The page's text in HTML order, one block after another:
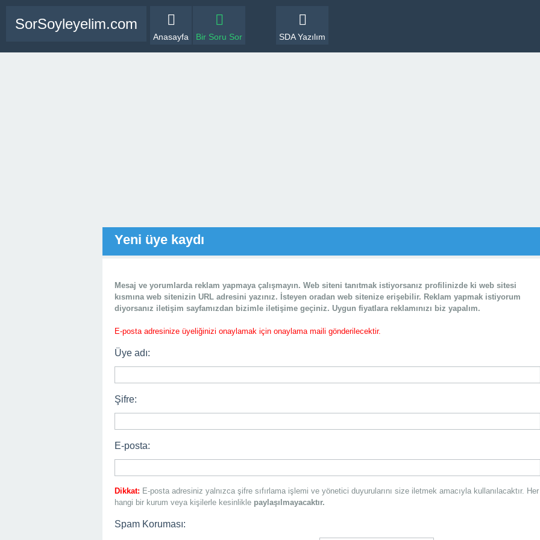
SorSoyleyelim.com
Anasayfa Bir Soru Sor SDA Yazılım
Yeni üye kaydı
Mesaj ve yorumlarda reklam yapmaya çalışmayın. Web siteni tanıtmak istiyorsanız profilinizde ki web sitesi
kısmına web sitenizin URL adresini yazınız. İsteyen oradan web sitenize erişebilir. Reklam yapmak istiyorum
diyorsanız iletişim sayfamızdan bizimle iletişime geçiniz. Uygun fiyatlara reklamınızı biz yapalım.
E-posta adresinize üyeliğinizi onaylamak için onaylama maili gönderilecektir.
Üye adı:
Şifre:
E-posta:
Dikkat: E-posta adresiniz yalnızca şifre sıfırlama işlemi ve yönetici duyurularını size iletmek amacıyla kullanılacaktır. Her
hangi bir kurum veya kişilerle kesinlikle paylaşılmayacaktır.
Spam Koruması: